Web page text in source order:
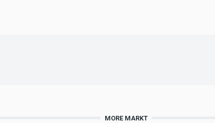
MORE MARKT